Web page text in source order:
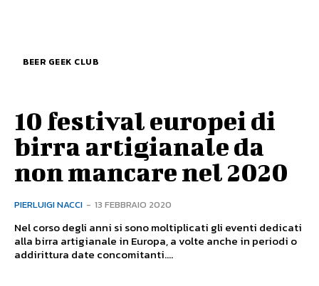
BEER GEEK CLUB
10 festival europei di
birra artigianale da
non mancare nel 2020
PIERLUIGI NACCI - 13 FEBBRAIO 2020
Nel corso degli anni si sono moltiplicati gli eventi dedicati
alla birra artigianale in Europa, a volte anche in periodi o
addirittura date concomitanti....